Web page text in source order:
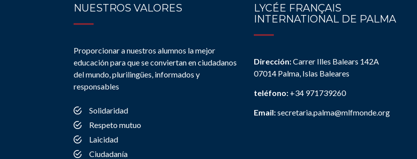
NUESTROS VALORES
Proporcionar a nuestros alumnos la mejor
educación para que se conviertan en ciudadanos
del mundo, plurilingües, informados y
responsables
Solidaridad
Respeto mutuo
Laicidad
Ciudadanía
LYCÉE FRANÇAIS
INTERNATIONAL DE PALMA
Dirección:Carrer Illes Balears 142A
07014 Palma, Islas Baleares
teléfono: +34 971739260
Email:secretaria.palma@mlfmonde.org